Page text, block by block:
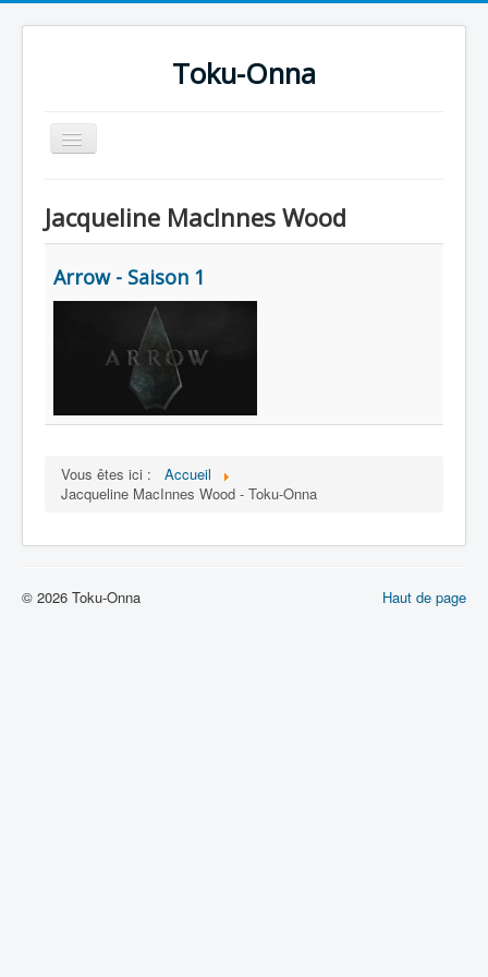
Toku-Onna
Basculer
la
Toku-Actrices
Toku-Critiques
Séries
Dessins
Lexique
Jacqueline MacInnes Wood
Arrow - Saison 1
Vous êtes ici :
Accueil
Jacqueline MacInnes Wood - Toku-Onna
Haut de page
© 2026 Toku-Onna